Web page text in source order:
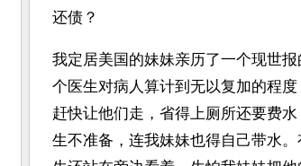
还债？
我定居美国的妹妹亲历了一个现世
个医生对病人算计到无以复加的程
赶快让他们走，省得上厕所还要费
生不准备，连我妹妹也得自己带水